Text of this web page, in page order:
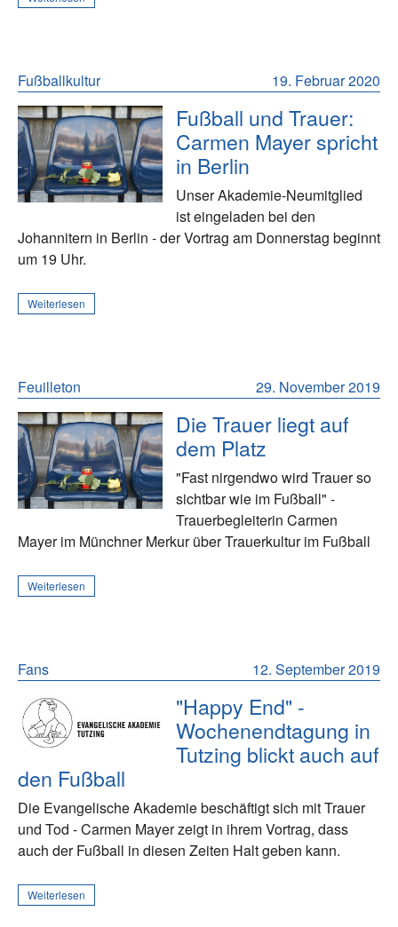
19. Februar 2020
Fußballkultur
Fußball und Trauer:
Carmen Mayer spricht
in Berlin
Unser Akademie-Neumitglied
ist eingeladen bei den
Johannitern in Berlin - der Vortrag am Donnerstag beginnt
um 19 Uhr.
Weiterlesen
29. November 2019
Feuilleton
Die Trauer liegt auf
dem Platz
"Fast nirgendwo wird Trauer so
sichtbar wie im Fußball" -
Trauerbegleiterin Carmen
Mayer im Münchner Merkur über Trauerkultur im Fußball
Weiterlesen
12. September 2019
Fans
"Happy End" -
Wochenendtagung in
Tutzing blickt auch auf
den Fußball
Die Evangelische Akademie beschäftigt sich mit Trauer
und Tod - Carmen Mayer zeigt in ihrem Vortrag, dass
auch der Fußball in diesen Zeiten Halt geben kann.
Weiterlesen